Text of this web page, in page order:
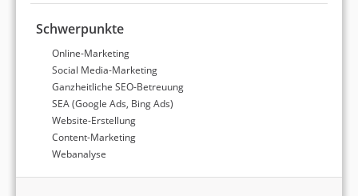
Schwerpunkte
Online-Marketing
Social Media-Marketing
Ganzheitliche SEO-Betreuung
SEA (Google Ads, Bing Ads)
Website-Erstellung
Content-Marketing
Webanalyse